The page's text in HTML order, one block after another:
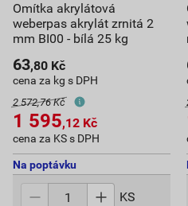
Omítka akrylátová
weberpas akrylát zrnitá 2
mm BI00 - bílá 25 kg
63,80 Kč
cena za kg s DPH
2 572,76 Kč
1 595,12 Kč
cena za KS s DPH
Na poptávku
KS